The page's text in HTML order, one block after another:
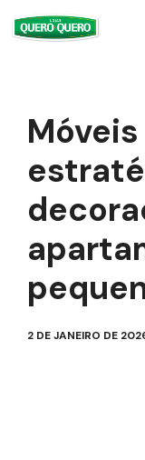
para
2 DE JANEIRO DE